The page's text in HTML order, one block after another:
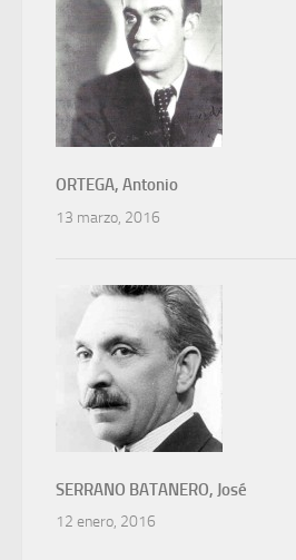
ORTEGA, Antonio
13 marzo, 2016
SERRANO BATANERO, José
12 enero, 2016